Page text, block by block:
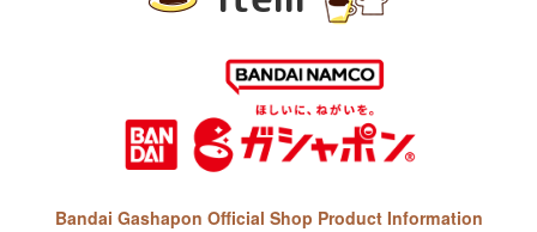
Bandai Gashapon Official Shop Product Information